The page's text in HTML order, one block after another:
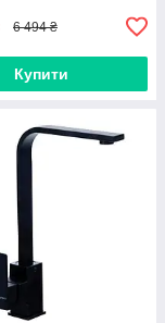
6 494 ₴
Купити